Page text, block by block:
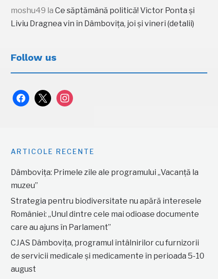
moshu49 laCe săptămână politică! Victor Ponta și
Liviu Dragnea vin în Dâmbovița, joi și vineri (detalii)
Follow us
facebook
x instagram
ARTICOLE RECENTE
Dâmbovița: Primele zile ale programului „Vacanță la
muzeu”
Strategia pentru biodiversitate nu apără interesele
României: „Unul dintre cele mai odioase documente
care au ajuns în Parlament”
CJAS Dâmbovița, programul întâlnirilor cu furnizorii
de servicii medicale și medicamente în perioada 5-10
august